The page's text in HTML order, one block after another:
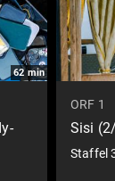
62min
ORF 1
Sisi
Staffel